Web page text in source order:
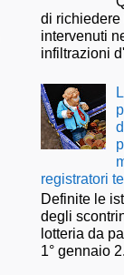
di
intervenuti
infiltrazioni
registratori
Definite le
degli
lotteria da
1° gennaio